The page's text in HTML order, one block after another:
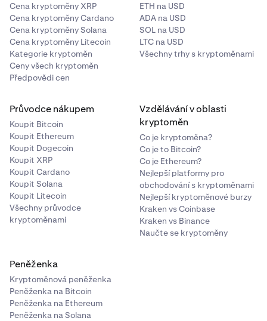
Cena kryptoměny XRP
Cena kryptoměny Cardano
Cena kryptoměny Solana
Cena kryptoměny Litecoin
Kategorie kryptoměn
Ceny všech kryptoměn
Předpovědi cen
ETH na USD
ADA na USD
SOL na USD
LTC na USD
Všechny trhy s kryptoměnami
Průvodce nákupem
Koupit Bitcoin
Koupit Ethereum
Koupit Dogecoin
Koupit XRP
Koupit Cardano
Koupit Solana
Koupit Litecoin
Všechny průvodce
kryptoměnami
Vzdělávání v oblasti
kryptoměn
Co je kryptoměna?
Co je to Bitcoin?
Co je Ethereum?
Nejlepší platformy pro
obchodování s kryptoměnami
Nejlepší kryptoměnové burzy
Kraken vs Coinbase
Kraken vs Binance
Naučte se kryptoměny
Peněženka
Kryptoměnová peněženka
Peněženka na Bitcoin
Peněženka na Ethereum
Peněženka na Solana